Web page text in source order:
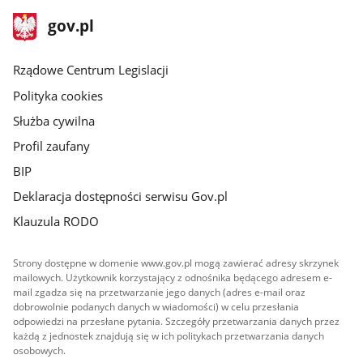
stopka
gov.plStrona
gov.pl
Rządowe Centrum Legislacji
Polityka cookies
Służba cywilna
Profil zaufany
BIP
Deklaracja dostępności serwisu Gov.pl
Klauzula RODO
Strony dostępne w domenie www.gov.pl mogą zawierać adresy skrzynek
mailowych. Użytkownik korzystający z odnośnika będącego adresem e-
mail zgadza się na przetwarzanie jego danych (adres e-mail oraz
dobrowolnie podanych danych w wiadomości) w celu przesłania
odpowiedzi na przesłane pytania. Szczegóły przetwarzania danych przez
każdą z jednostek znajdują się w ich politykach przetwarzania danych
osobowych.